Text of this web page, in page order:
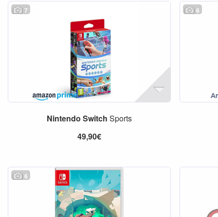
7
Nintendo Switch Sports
49,90€
6
6